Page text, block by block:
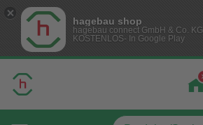
hagebau shop
hagebau connect GmbH & Co. KG
KOSTENLOS- In Google Play